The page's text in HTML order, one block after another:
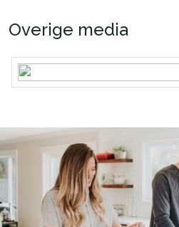
Overige media